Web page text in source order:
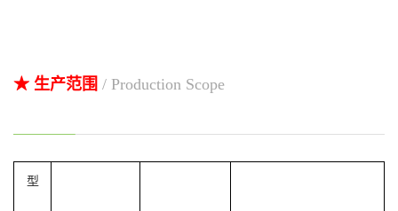
★ 生产范围 / Production Scope
型